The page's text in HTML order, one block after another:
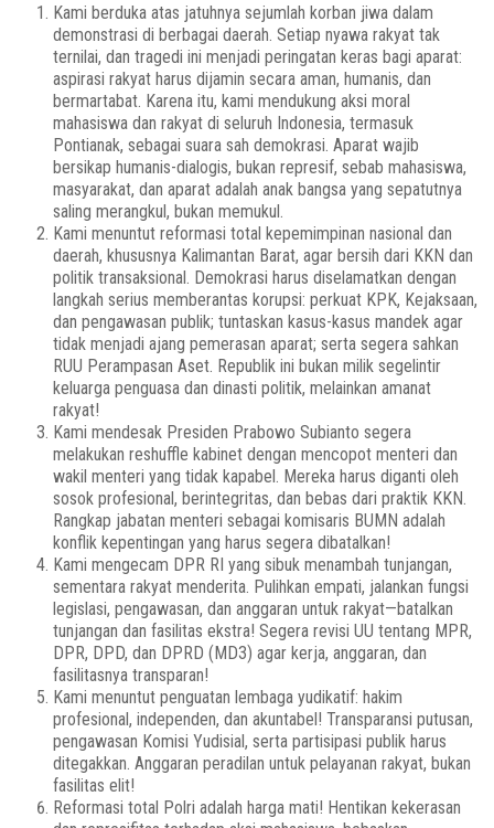
Kami berduka atas jatuhnya sejumlah korban jiwa dalam
demonstrasi di berbagai daerah. Setiap nyawa rakyat tak
ternilai, dan tragedi ini menjadi peringatan keras bagi aparat:
aspirasi rakyat harus dijamin secara aman, humanis, dan
bermartabat. Karena itu, kami mendukung aksi moral
mahasiswa dan rakyat di seluruh Indonesia, termasuk
Pontianak, sebagai suara sah demokrasi. Aparat wajib
bersikap humanis-dialogis, bukan represif, sebab mahasiswa,
masyarakat, dan aparat adalah anak bangsa yang sepatutnya
saling merangkul, bukan memukul.
Kami menuntut reformasi total kepemimpinan nasional dan
daerah, khususnya Kalimantan Barat, agar bersih dari KKN dan
politik transaksional. Demokrasi harus diselamatkan dengan
langkah serius memberantas korupsi: perkuat KPK, Kejaksaan,
dan pengawasan publik; tuntaskan kasus-kasus mandek agar
tidak menjadi ajang pemerasan aparat; serta segera sahkan
RUU Perampasan Aset. Republik ini bukan milik segelintir
keluarga penguasa dan dinasti politik, melainkan amanat
rakyat!
Kami mendesak Presiden Prabowo Subianto segera
melakukan reshuffle kabinet dengan mencopot menteri dan
wakil menteri yang tidak kapabel. Mereka harus diganti oleh
sosok profesional, berintegritas, dan bebas dari praktik KKN.
Rangkap jabatan menteri sebagai komisaris BUMN adalah
konflik kepentingan yang harus segera dibatalkan!
Kami mengecam DPR RI yang sibuk menambah tunjangan,
sementara rakyat menderita. Pulihkan empati, jalankan fungsi
legislasi, pengawasan, dan anggaran untuk rakyat—batalkan
tunjangan dan fasilitas ekstra! Segera revisi UU tentang MPR,
DPR, DPD, dan DPRD (MD3) agar kerja, anggaran, dan
fasilitasnya transparan!
Kami menuntut penguatan lembaga yudikatif: hakim
profesional, independen, dan akuntabel! Transparansi putusan,
pengawasan Komisi Yudisial, serta partisipasi publik harus
ditegakkan. Anggaran peradilan untuk pelayanan rakyat, bukan
fasilitas elit!
Reformasi total Polri adalah harga mati! Hentikan kekerasan